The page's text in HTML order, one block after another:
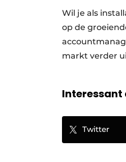
Wil je als
op de
markt verder
Interessant
Twitter